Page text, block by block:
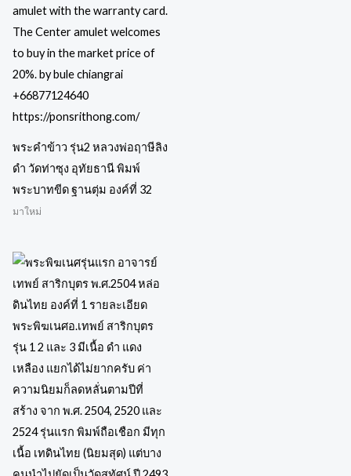
พระคำข้าว รุ่น2 หลวงพ่อฤาษีลิง
ดำ วัดท่าซุง อุทัยธานี พิมพ์
พระบาทขีด ฐานตุ่ม องค์ที่ 32
มาใหม่